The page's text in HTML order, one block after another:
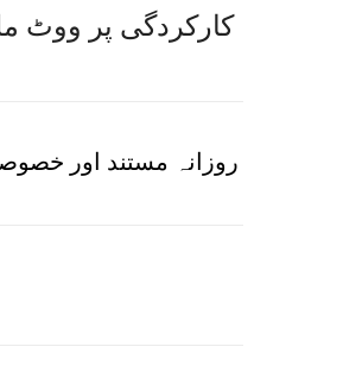
کارکردگی پر ووٹ
روزانہ مستند اور